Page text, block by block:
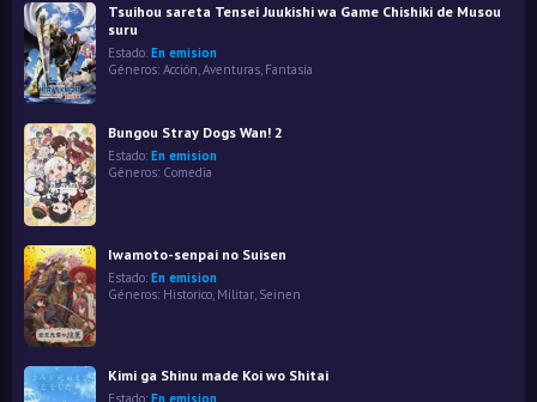
Tsuihou sareta Tensei Juukishi wa Game Chishiki de Musou
suru
Estado: En emision
Géneros: Acción,Aventuras, Fantasía
Bungou Stray Dogs Wan! 2
Estado: En emision
Géneros: Comedia
Iwamoto-senpai no Suisen
Estado: En emision
Géneros: Historico Militar Seinen
Kimi ga Shinu made Koi wo Shitai
Estado: En emision